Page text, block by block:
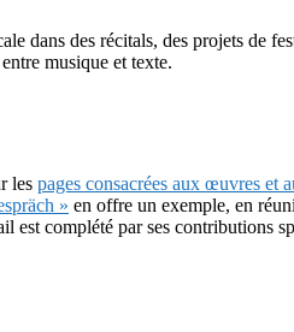
dans des récitals, des projets de
musique et texte.
les pages consacrées aux œuvres et
» en offre un exemple, en
complété par ses contributions